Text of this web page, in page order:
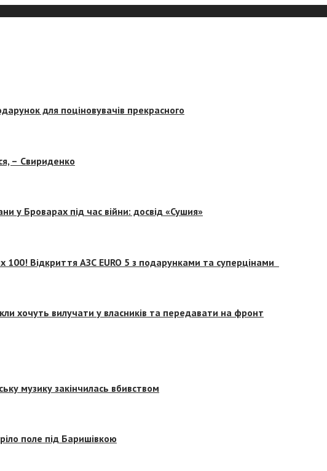
для поціновувачів прекрасного
– Свириденко
у Броварах під час війни: досвід «Сушия»
100! Відкриття АЗС EURO 5 з подарунками та суперцінами
хочуть вилучати у власників та передавати на фронт
музику закінчилась вбивством
поле під Баришівкою